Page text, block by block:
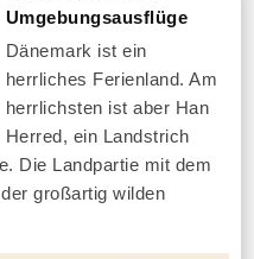
Umgebungsausflüge
Dänemark ist ein
herrliches Ferienland. Am
herrlichsten ist aber Han
Herred, ein Landstrich
Die Landpartie mit dem
großartig wilden